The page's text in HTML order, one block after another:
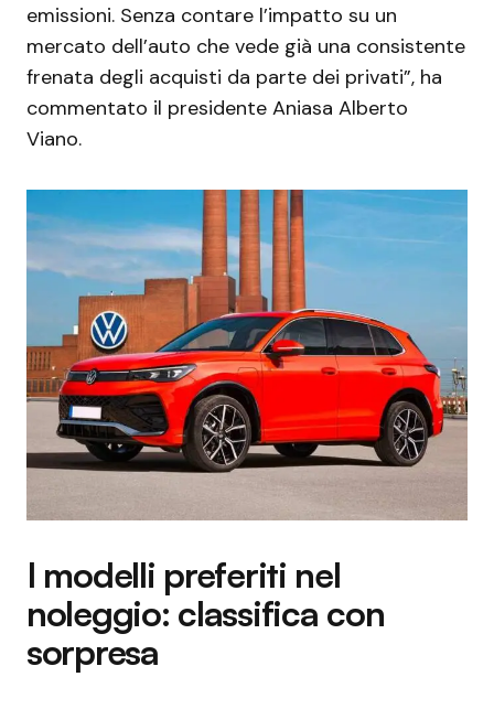
emissioni. Senza contare l’impatto su un
mercato dell’auto che vede già una consistente
frenata degli acquisti da parte dei privati”, ha
commentato il presidente Aniasa Alberto
Viano.
I modelli preferiti nel
noleggio: classifica con
sorpresa